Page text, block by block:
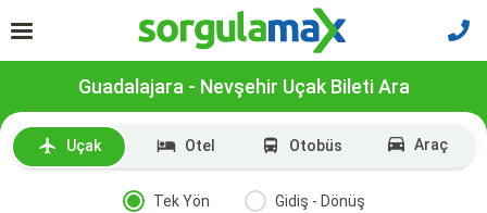
Guadalajara - Nevşehir Uçak Bileti Ara
Uçak Otel Otobüs Araç
Tek Yön Gidiş - Dönüş